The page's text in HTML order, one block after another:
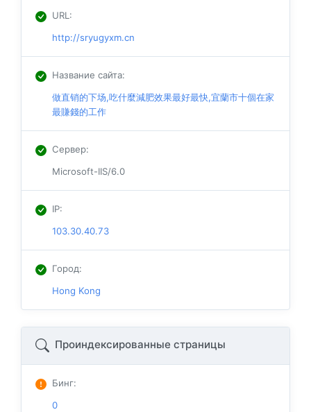
URL:
http://sryugyxm.cn
Название сайта:
做直销的下场,吃什麼減肥效果最好最快,宜蘭市十個在家
最賺錢的工作
Сервер:
Microsoft-IIS/6.0
IP:
103.30.40.73
Город:
Hong Kong
Проиндексированные страницы
Бинг:
0